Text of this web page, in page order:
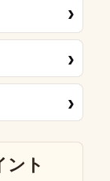
›
›
›
ント